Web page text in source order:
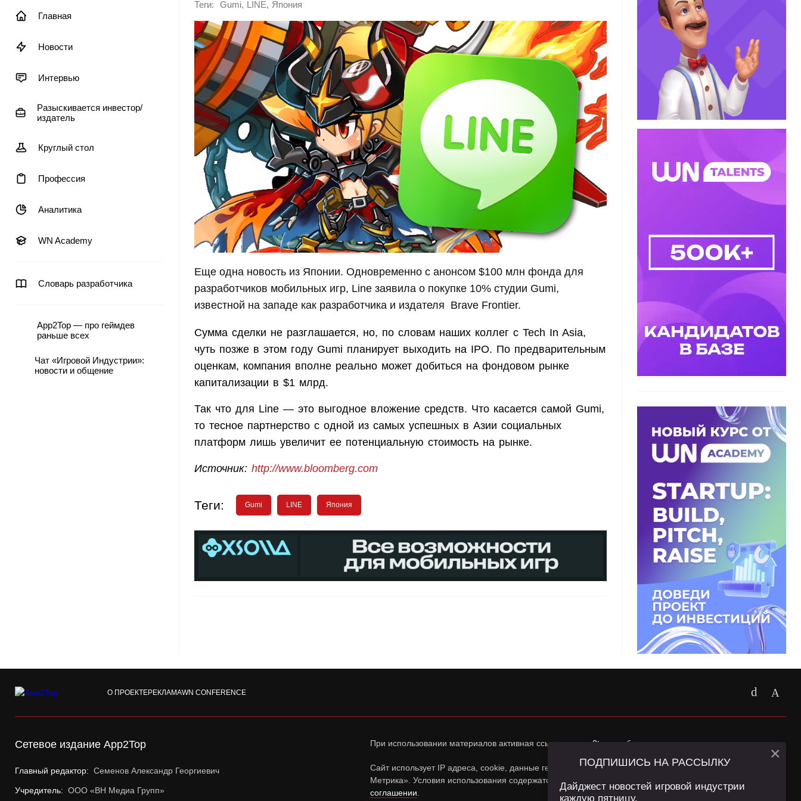
Главная
Новости
Интервью
Разыскивается инвестор/
издатель
Круглый стол
Профессия
Аналитика
WN Academy
Словарь разработчика
App2Top — про геймдев
раньше всех
Чат «Игровой Индустрии»:
новости и общение
Теги: Gumi, LINE, Япония
Еще одна новость из Японии. Одновременно с анонсом $100 млн фонда для
разработчиков мобильных игр, Line заявила о покупке 10% студии Gumi,
известной на западе как разработчика и издателя Brave Frontier.
Сумма сделки не разглашается, но, по словам наших коллег с Tech In Asia,
чуть позже в этом году Gumi планирует выходить на IPO. По предварительным
оценкам, компания вполне реально может добиться на фондовом рынке
капитализации в $1 млрд.
Так что для Line — это выгодное вложение средств. Что касается самой Gumi,
то тесное партнерство с одной из самых успешных в Азии социальных
платформ лишь увеличит ее потенциальную стоимость на рынке.
Источник: http://www.bloomberg.com
Теги: Gumi LINE Япония
О ПРОЕКТЕРЕКЛАМАWN CONFERENCE
Сетевое издание App2Top
Главный редактор: Семенов Александр Георгиевич
Учредитель: ООО «ВН Медиа Групп»
При использовании материалов активная ссылка наapp2top.ruобязательна.
Сайт использует IP адреса, cookie, данные геолокации Пользователей сайта и сервис «Яндекс
Метрика». Условия использования содержатся в
Политике конфиденциальностии
соглашении
ПОДПИШИСЬ НА РАССЫЛКУ
Дайджест новостей игровой индустрии
каждую пятницу.
×